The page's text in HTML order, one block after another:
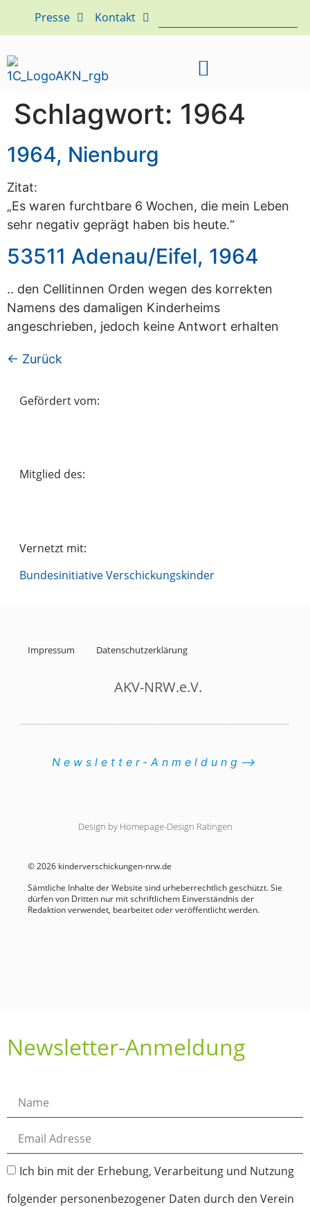
Presse Kontakt
Schlagwort: 1964
1964, Nienburg
Zitat:
„Es waren furchtbare 6 Wochen, die mein Leben
sehr negativ geprägt haben bis heute.“
53511 Adenau/Eifel, 1964
.. den Cellitinnen Orden wegen des korrekten
Namens des damaligen Kinderheims
angeschrieben, jedoch keine Antwort erhalten
← Zurück
Gefördert vom:
Mitglied des:
Vernetzt mit:
Bundesinitiative Verschickungskinder
Impressum Datenschutzerklärung
AKV-NRW.e.V.
Newsletter-Anmeldung⟶
Design by Homepage-Design Ratingen
© 2026 kinderverschickungen-nrw.de
Sämtliche Inhalte der Website sind urheberrechtlich geschützt. Sie
dürfen von Dritten nur mit schriftlichem Einverständnis der
Redaktion verwendet, bearbeitet oder veröffentlicht werden.
Newsletter-Anmeldung
Ich bin mit der Erhebung, Verarbeitung und Nutzung
folgender personenbezogener Daten durch den Verein